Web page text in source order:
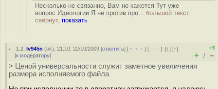
Несколько не связанно, Вам не кажется Тут уже
вопрос Идеологии Я не против про... большой текст
свёрнут, показать
1.2 ,Iv945n (ok), 21:10, 22/10/2009 [ответить] [ ﹢﹢﹢] [ · · ·][↓] [↑]
[к модератору]
+5
+ / –
> Ценой универсальности служит заметное увеличения
размера исполняемого файла